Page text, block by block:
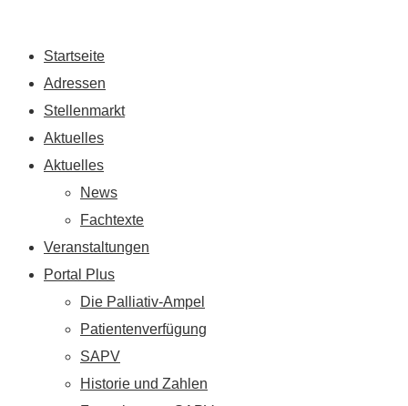
Startseite
Adressen
Stellenmarkt
Aktuelles
Aktuelles
News
Fachtexte
Veranstaltungen
Portal Plus
Die Palliativ-Ampel
Patientenverfügung
SAPV
Historie und Zahlen